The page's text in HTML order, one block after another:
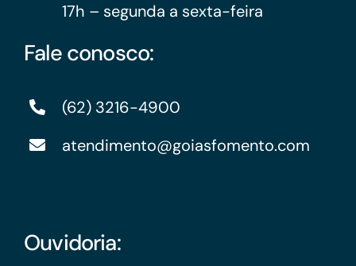
17h – segunda a sexta-feira
Fale conosco:
(62) 3216-4900
atendimento@goiasfomento.com
Ouvidoria: